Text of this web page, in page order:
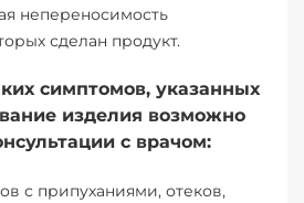
непереносимость
сделан продукт.
симптомов, указанных
изделия возможно
с врачом:
с припуханиями, отеков,